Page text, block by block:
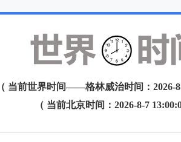
（ 当前世界时间——格林威治时间：2026-
（ 当前北京时间：2026-8-7